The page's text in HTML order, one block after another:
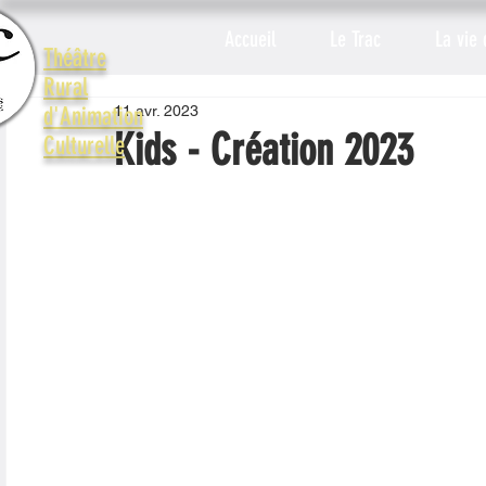
Kids - Création 2023
11 avr. 2023
Théâtre
Rural
d'Animation
Culturelle